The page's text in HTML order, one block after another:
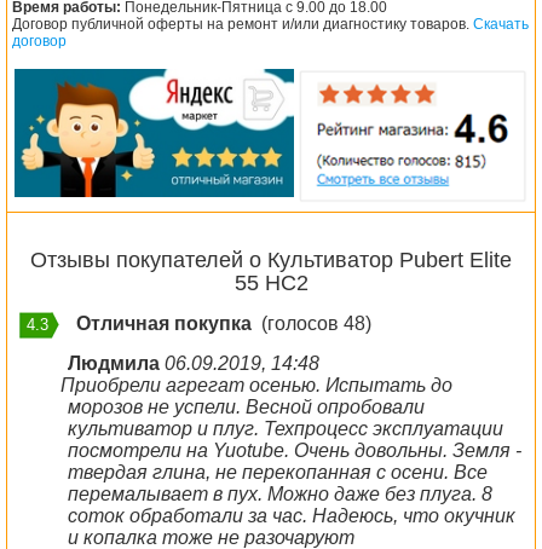
Время работы: Понедельник-Пятница с 9.00 до 18.00
Договор публичной оферты на ремонт и/или диагностику товаров. Скачать
договор
Отзывы покупателей о Культиватор Pubert Elite
55 HC2
4.3 Отличная покупка (голосов 48)
Людмила 06.09.2019, 14:48
Приобрели агрегат осенью. Испытать до
морозов не успели. Весной опробовали
культиватор и плуг. Техпроцесс эксплуатации
посмотрели на Yuotube. Очень довольны. Земля -
твердая глина, не перекопанная с осени. Все
перемалывает в пух. Можно даже без плуга. 8
соток обработали за час. Надеюсь, что окучник
и копалка тоже не разочаруют